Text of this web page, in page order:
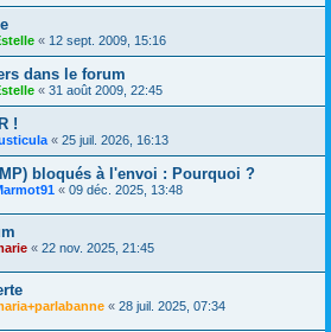
« 12 sept. 2009, 15:16
dans le forum
« 31 août 2009, 22:45
!
« 25 juil. 2026, 16:13
bloqués à l'envoi : Pourquoi ?
« 09 déc. 2025, 13:48
« 22 nov. 2025, 21:45
« 28 juil. 2025, 07:34